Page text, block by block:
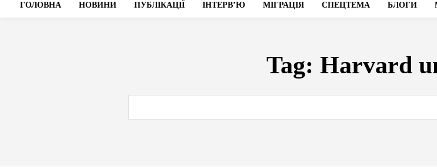
ГОЛОВНА НОВИНИ ПУБЛІКАЦІЇ ІНТЕРВʼЮ МІГРАЦІЯ СПЕЦТЕМА БЛОГИ
Tag: Harvard